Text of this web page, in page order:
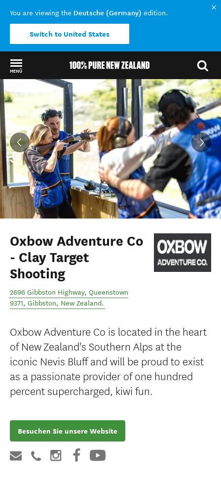
You are viewing the Deutsche (Germany) edition.
Switch to United States
MENÜ
Back to my results
Oxbow Adventure Co
- Clay Target
Shooting
2696 Gibbston Highway, Queenstown
9371, Gibbston, New Zealand.
Oxbow Adventure Co is located in the heart
of New Zealand's Southern Alps at the
iconic Nevis Bluff and will be proud to exist
as a passionate provider of one hundred
percent supercharged, kiwi fun.
Besuchen Sie unsere Website